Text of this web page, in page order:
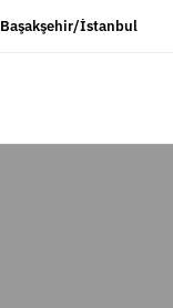
Başakşehir/İstanbul